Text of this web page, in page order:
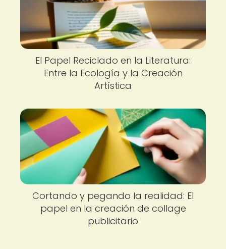
El Papel Reciclado en la Literatura:
Entre la Ecología y la Creación
Artística
Cortando y pegando la realidad: El
papel en la creación de collage
publicitario